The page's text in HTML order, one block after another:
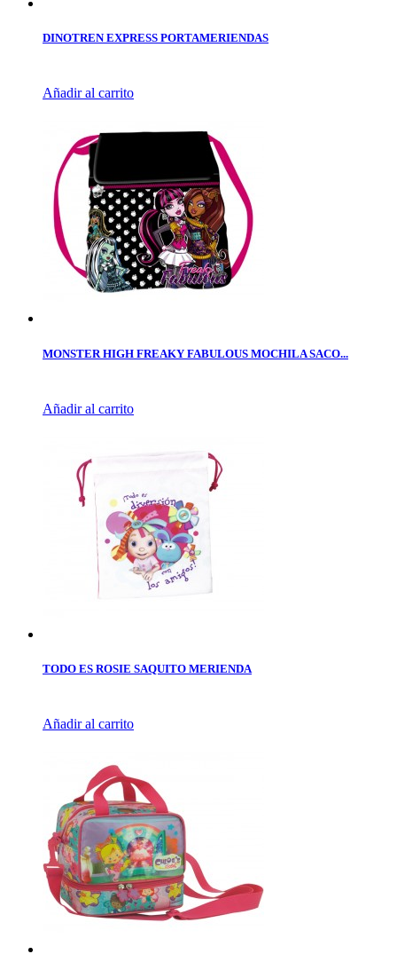
DINOTREN EXPRESS PORTAMERIENDAS
Añadir al carrito
MONSTER HIGH FREAKY FABULOUS MOCHILA SACO...
Añadir al carrito
TODO ES ROSIE SAQUITO MERIENDA
Añadir al carrito